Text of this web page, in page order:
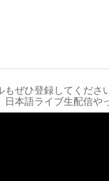
もぜひ登録してくださ
日本語ライブ生配信や